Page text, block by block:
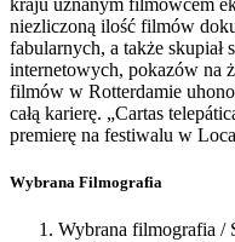
niezliczoną ilość filmów
fabularnych, a także skupiał
internetowych, pokazów na
filmów w Rotterdamie
całą karierę. „Cartas
premierę na festiwalu w
Wybrana Filmografia
Wybrana filmografia /